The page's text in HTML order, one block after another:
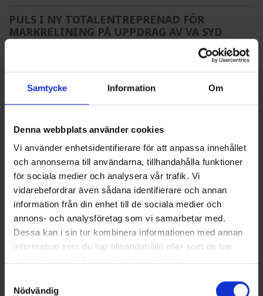
Samtycke Information Om
Denna webbplats använder cookies
Vi använder enhetsidentifierare för att anpassa innehållet
och annonserna till användarna, tillhandahålla funktioner
för sociala medier och analysera vår trafik. Vi
vidarebefordrar även sådana identifierare och annan
information från din enhet till de sociala medier och
annons- och analysföretag som vi samarbetar med.
Dessa kan i sin tur kombinera informationen med annan
information som du har tillhandahållit eller som de har
Nödvändig
PULS I NY TOTALENTREPRENAD FÖR
MARKRELINING PÅ UPPDRAG AV VA SYD
RENINGSVERKET I HÄSSLEHOLM
2026-06-29
PULS I NYTT MARKRELININGSPROJEKT PÅ
ÖSTERLEN
2026-06-25
PULS FORTSÄTTER INVESTERA FÖR MINSKAD
VATTENFÖRBRUKNING VID UNDERHÅLL AV
LEDNINGSNÄTET
2026-06-04
PULS FORTSÄTTER SOM FÖRETAGSPARTNER